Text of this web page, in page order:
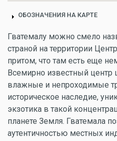
ОБОЗНАЧЕНИЯ НА КАРТЕ
Гватемалу можно смело
страной на территории
притом, что там есть еще
Всемирно известный центр
влажные и непроходимые
историческое наследие,
экзотика в такой
планете Земля. Гватемала
аутентичностью местных